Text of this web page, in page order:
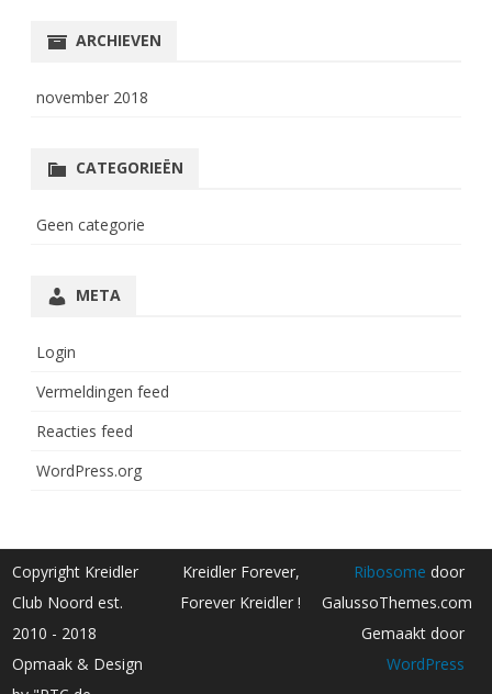
ARCHIEVEN
november 2018
CATEGORIEËN
Geen categorie
META
Login
Vermeldingen feed
Reacties feed
WordPress.org
Copyright Kreidler
Club Noord est.
2010 - 2018
Opmaak & Design
Kreidler Forever,
Forever Kreidler !
Ribosome door
GalussoThemes.com
Gemaakt door
WordPress